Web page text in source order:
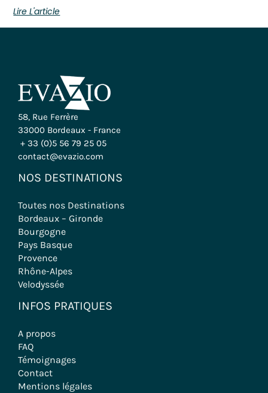
Lire L'article
58, Rue Ferrère
33000 Bordeaux - France
+ 33 (0)5 56 79 25 05
contact@evazio.com
NOS DESTINATIONS
Toutes nos Destinations
Bordeaux – Gironde
Bourgogne
Pays Basque
Provence
Rhône-Alpes
Velodyssée
INFOS PRATIQUES
A propos
FAQ
Témoignages
Contact
Mentions légales